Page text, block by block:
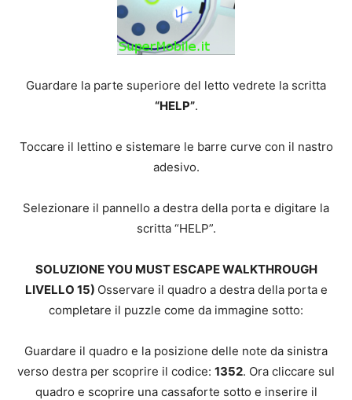
Guardare la parte superiore del letto vedrete la scritta
“HELP”.
Toccare il lettino e sistemare le barre curve con il nastro
adesivo.
Selezionare il pannello a destra della porta e digitare la
scritta “HELP”.
SOLUZIONE YOU MUST ESCAPE WALKTHROUGH
LIVELLO 15) Osservare il quadro a destra della porta e
completare il puzzle come da immagine sotto:
Guardare il quadro e la posizione delle note da sinistra
verso destra per scoprire il codice: 1352. Ora cliccare sul
quadro e scoprire una cassaforte sotto e inserire il